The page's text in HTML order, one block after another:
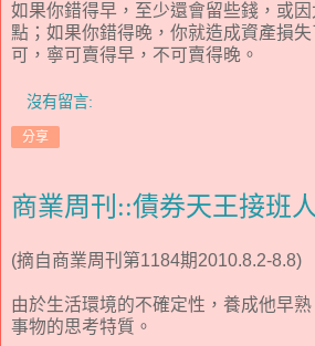
如果你錯得早，至少還會留些錢，或
點；如果你錯得晚，你就造成資產損
可，寧可賣得早，不可賣得晚。
沒有留言:
分享
商業周刊::債券天王接班
(摘自商業周刊第1184期2010.8.2-8.8)
由於生活環境的不確定性，養成他早
事物的思考特質。